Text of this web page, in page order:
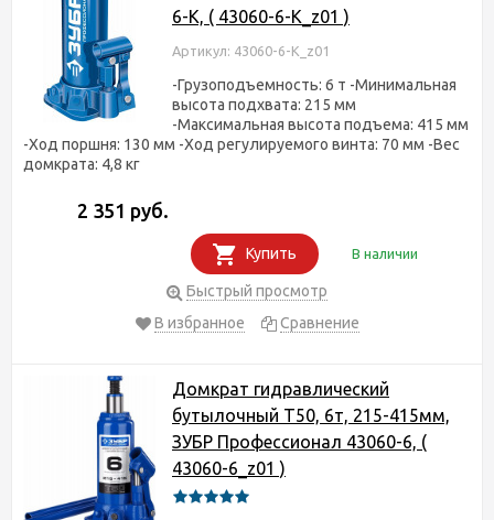
6-K, ( 43060-6-K_z01 )
Артикул: 43060-6-K_z01
-Грузоподъемность: 6 т -Минимальная
высота подхвата: 215 мм
-Максимальная высота подъема: 415 мм
-Ход поршня: 130 мм -Ход регулируемого винта: 70 мм -Вес
домкрата: 4,8 кг
2 351 руб.
Купить В наличии
Быстрый просмотр
В избранное
Сравнение
Домкрат гидравлический
бутылочный T50, 6т, 215-415мм,
ЗУБР Профессионал 43060-6, (
43060-6_z01 )